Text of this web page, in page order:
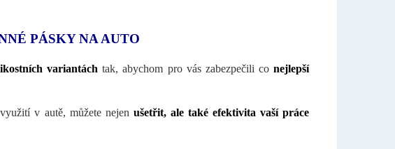
PÁSKY NA AUTO
variantách tak, abychom pro vás zabezpečili co nejlepší
v autě, můžete nejen ušetřit, ale také efektivita vaší práce